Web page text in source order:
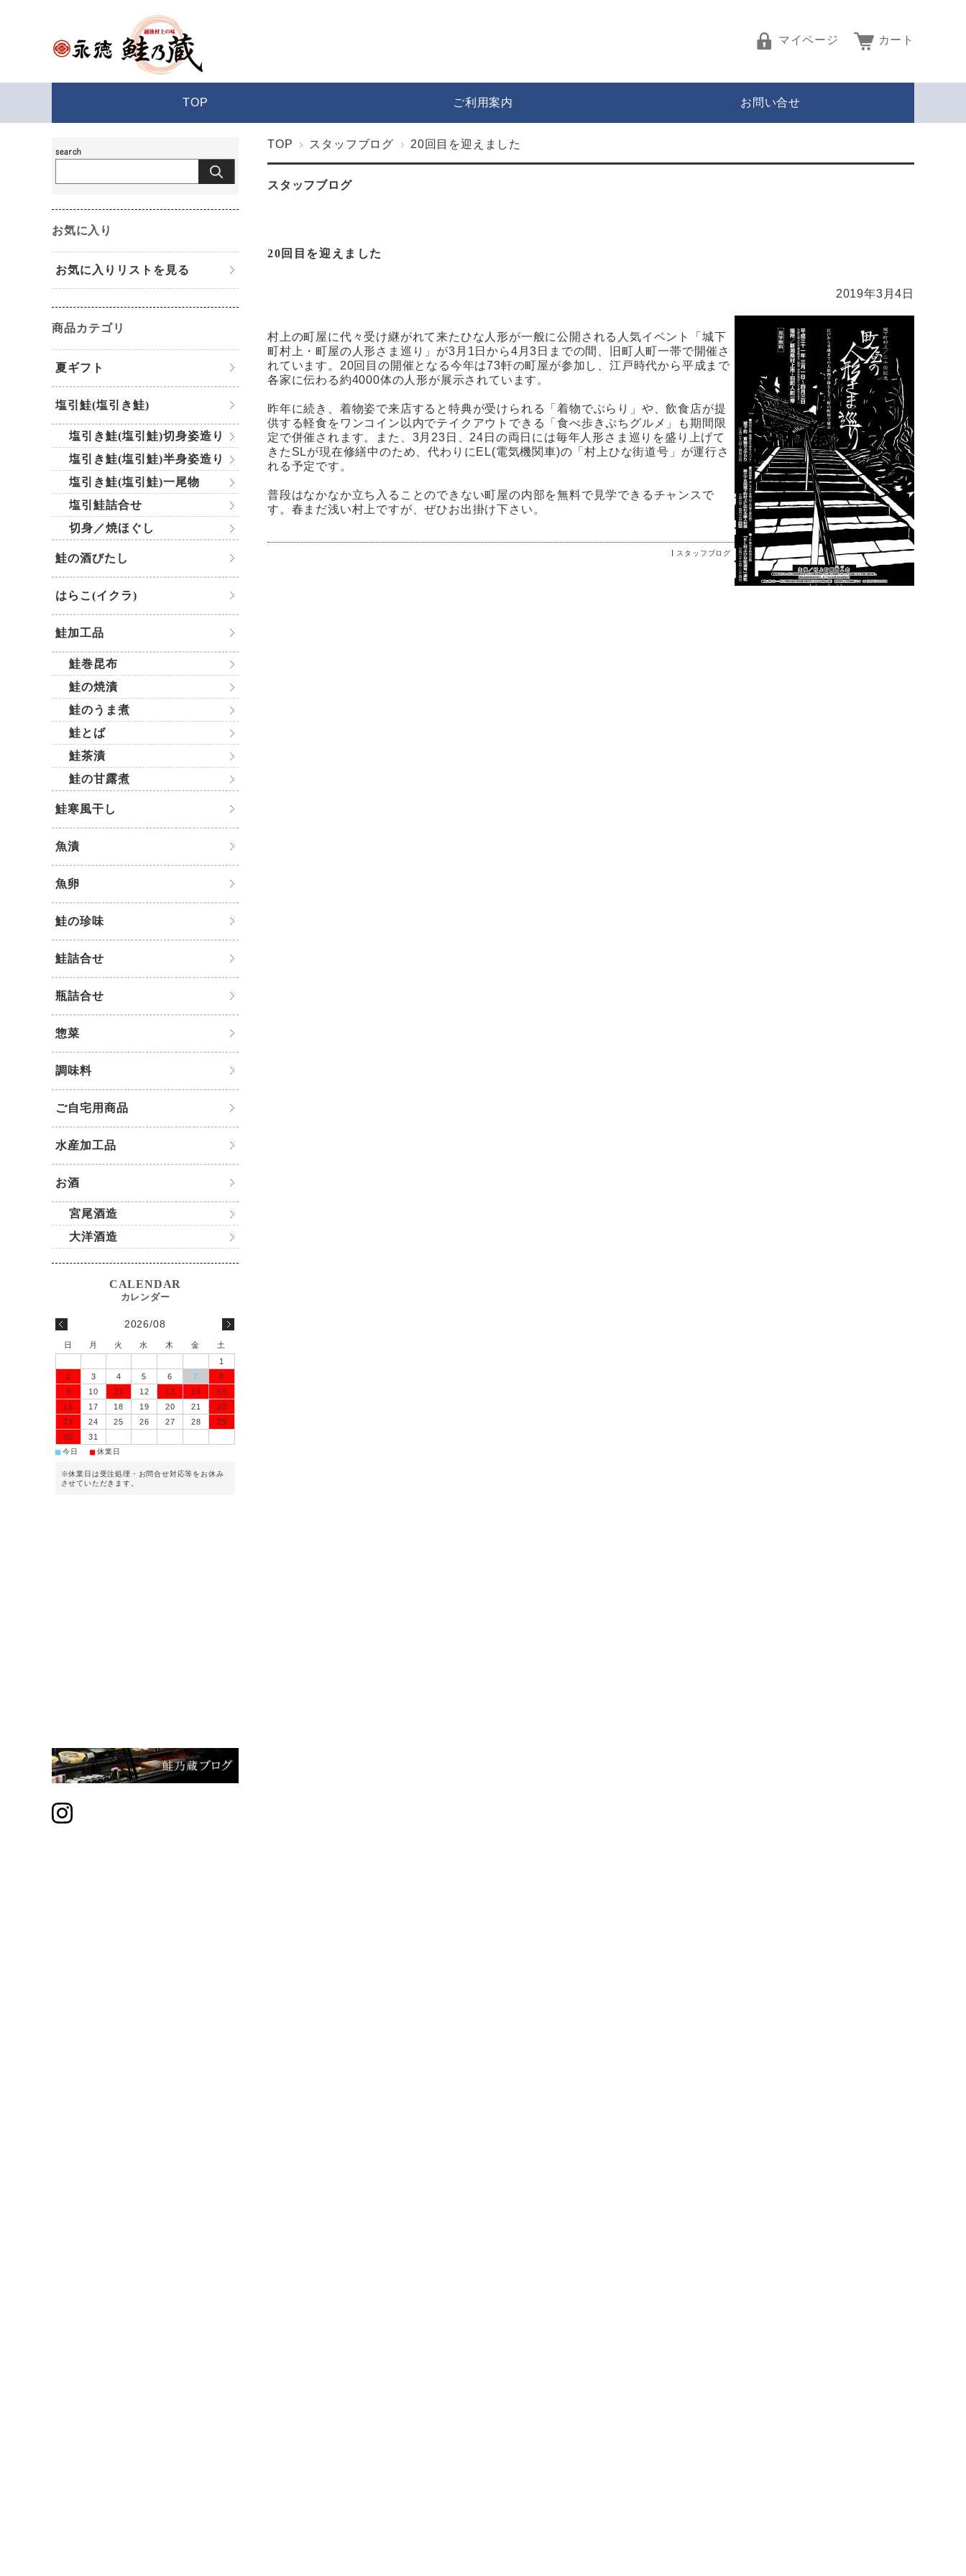
マイページ カート
TOP ご利用案内 お問い合せ
TOP スタッフブログ 20回目を迎えました
スタッフブログ
20回目を迎えました
2019年3月4日
村上の町屋に代々受け継がれて来たひな人形が一般に公開される人気イベント「城下
町村上・町屋の人形さま巡り」が3月1日から4月3日までの間、旧町人町一帯で開催さ
れています。20回目の開催となる今年は73軒の町屋が参加し、江戸時代から平成まで
各家に伝わる約4000体の人形が展示されています。
昨年に続き、着物姿で来店すると特典が受けられる「着物でぶらり」や、飲食店が提
供する軽食をワンコイン以内でテイクアウトできる「食べ歩きぷちグルメ」も期間限
定で併催されます。また、3月23日、24日の両日には毎年人形さま巡りを盛り上げて
きたSLが現在修繕中のため、代わりにEL(電気機関車)の「村上ひな街道号」が運行さ
れる予定です。
普段はなかなか立ち入ることのできない町屋の内部を無料で見学できるチャンスで
す。春まだ浅い村上ですが、ぜひお出掛け下さい。
スタッフブログ
お気に入り
お気に入りリストを見る
商品カテゴリ
夏ギフト
塩引鮭(塩引き鮭)
塩引き鮭(塩引鮭)切身姿造り
塩引き鮭(塩引鮭)半身姿造り
塩引き鮭(塩引鮭)一尾物
塩引鮭詰合せ
切身／焼ほぐし
鮭の酒びたし
はらこ(イクラ)
鮭加工品
鮭巻昆布
鮭の焼漬
鮭のうま煮
鮭とば
鮭茶漬
鮭の甘露煮
鮭寒風干し
魚漬
魚卵
鮭の珍味
鮭詰合せ
瓶詰合せ
惣菜
調味料
ご自宅用商品
水産加工品
お酒
宮尾酒造
大洋酒造
2026/08
日 月 火 水 木 金
土
1
2
3 4 5 6 7
8
9
10 11 12 13 14
15
16
17 18 19 20 21
22
23
24 25 26 27 28
29
30
31
■今日 ■ 休業日
※休業日は受注処理・お問合せ対応等をお休み
させていただきます。